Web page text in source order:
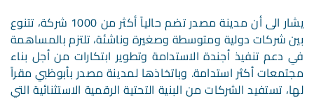
يشار الى أن مدينة مصدر تضم حالياً أكثر من 1000 شركة، تتنوع
بين شركات دولية ومتوسطة وصغيرة وناشئة، تلتزم بالمساهمة
في دعم تنفيذ أجندة الاستدامة وتطوير ابتكارات من أجل بناء
مجتمعات أكثر استدامة. وباتخاذها لمدينة مصدر بأبوظبي مقراً
لها، تستفيد الشركات من البنية التحتية الرقمية الاستثنائية التي